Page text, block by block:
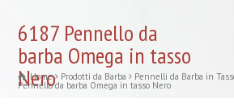
6187 Pennello da
barba Omega in tasso
Nero
Home Prodotti da Barba Pennelli da Barba in
Pennello da barba Omega in tasso Nero